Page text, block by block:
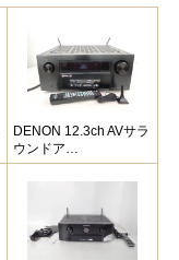
DENON 12.3ch AVサラ
ウンドア…